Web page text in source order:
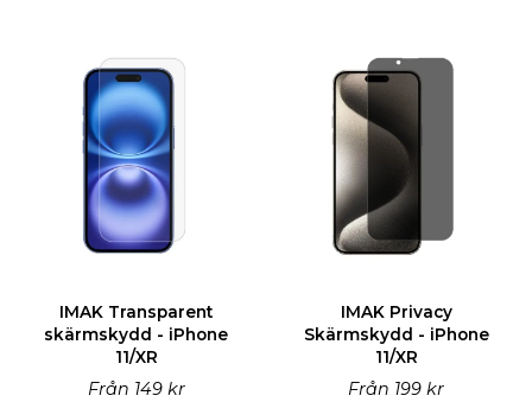
IMAK Transparent
skärmskydd - iPhone
11/XR
Från 149 kr
IMAK Privacy
Skärmskydd - iPhone
11/XR
Från 199 kr